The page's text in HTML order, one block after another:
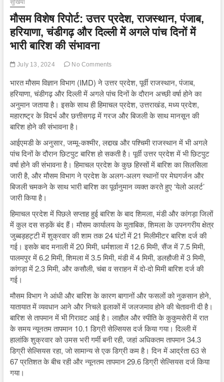
सुर्खियां
मौसम विशेष रिपोर्ट: उत्तर प्रदेश, राजस्थान, पंजाब,
हरियाणा, चंडीगढ़ और दिल्ली में अगले पांच दिनों में
भारी बारिश की संभावना
July 13, 2024 No Comments
भारत मौसम विज्ञान विभाग (IMD) ने उत्तर प्रदेश, पूर्वी राजस्थान, पंजाब,
हरियाणा, चंडीगढ़ और दिल्ली में अगले पांच दिनों के दौरान अच्छी वर्षा होने का
अनुमान जताया है। इसके साथ ही हिमाचल प्रदेश, उत्तराखंड, मध्य प्रदेश,
महाराष्ट्र के विदर्भ और छत्तीसगढ़ में गरज और बिजली के साथ मानसून की
बारिश होने की संभावना है।
आईएमडी के अनुसार, जम्मू-कश्मीर, लद्दाख और पश्चिमी राजस्थान में भी अगले
पांच दिनों के दौरान छिटपुट बारिश हो सकती है। पूर्वी उत्तर प्रदेश में भी छिटपुट
वर्षा होने की संभावना है। हिमाचल प्रदेश के कुछ हिस्सों में बारिश का सिलसिला
जारी है, और मौसम विभाग ने प्रदेश के अलग-अलग स्थानों पर मेघगर्जन और
बिजली चमकने के साथ भारी बारिश का पूर्वानुमान व्यक्त करते हुए ‘येलो अलर्ट’
जारी किया है।
हिमाचल प्रदेश में पिछले सप्ताह हुई बारिश के बाद शिमला, मंडी और कांगड़ा जिलों
में कुल दस सड़कें बंद हैं। मौसम कार्यालय के मुताबिक, शिमला के उपनगरीय क्षेत्र
जुब्बड़हट्टी में शुक्रवार की शाम तक 24 घंटों में 21 मिलीमीटर बारिश दर्ज की
गई। इसके बाद मनाली में 20 मिमी, धर्मशाला में 12.6 मिमी, सैंज में 7.5 मिमी,
पालमपुर में 6.2 मिमी, शिमला में 3.5 मिमी, मंडी में 4 मिमी, डलहौजी में 3 मिमी,
कांगड़ा में 2.3 मिमी, और कसौली, चंबा व सराहन में दो-दो मिमी बारिश दर्ज की
गई।
मौसम विभाग ने आंधी और बारिश के कारण बागानों और फसलों को नुकसान होने,
यातायात में व्यवधान आने और निचले इलाकों में जलजमाव होने की चेतावनी दी है।
बारिश से तापमान में भी गिरावट आई है। लाहौल और स्पीति के कुकुमसेरी में रात
के समय न्यूनतम तापमान 10.1 डिग्री सेल्सियस दर्ज किया गया। दिल्ली में
हालांकि शुक्रवार को उमस भरी गर्मी बनी रही, जहां अधिकतम तापमान 34.3
डिग्री सेल्सियस रहा, जो सामान्य से एक डिग्री कम है। दिन में आर्द्रता 63 से
67 प्रतिशत के बीच रही और न्यूनतम तापमान 29.6 डिग्री सेल्सियस दर्ज किया
गया।